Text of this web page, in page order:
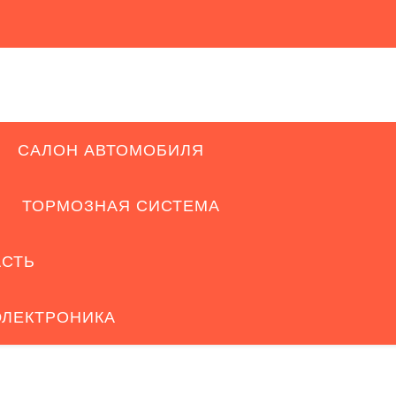
САЛОН АВТОМОБИЛЯ
ТОРМОЗНАЯ СИСТЕМА